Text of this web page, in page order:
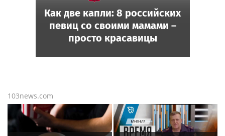
103news.com
Как две капли: 8 российских
певиц со своими мамами –
просто красавицы